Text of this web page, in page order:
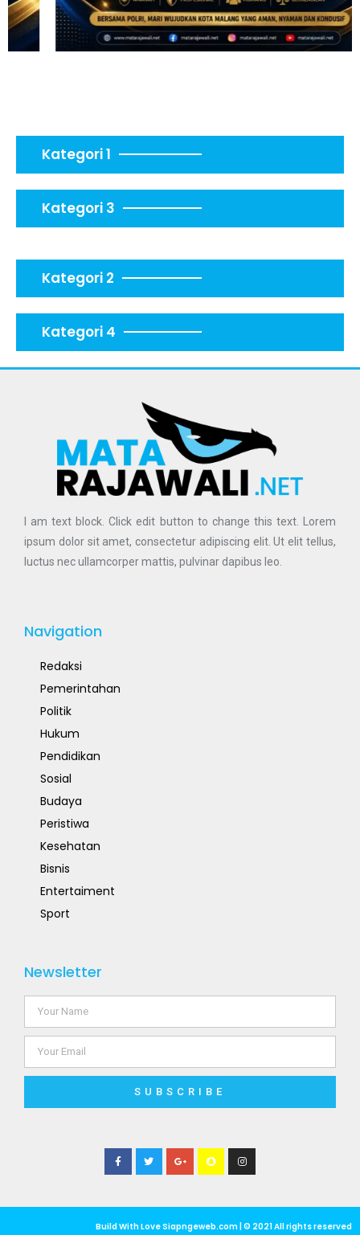
Kategori 1
Kategori 3
Kategori 2
Kategori 4
I am text block. Click edit button to change this text. Lorem
ipsum dolor sit amet, consectetur adipiscing elit. Ut elit tellus,
luctus nec ullamcorper mattis, pulvinar dapibus leo.
Navigation
Redaksi
Pemerintahan
Politik
Hukum
Pendidikan
Sosial
Budaya
Peristiwa
Kesehatan
Bisnis
Entertaiment
Sport
Newsletter
SUBSCRIBE
Build With Love Siapngeweb.com | © 2021 All rights reserved​